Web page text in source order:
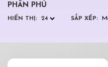
PHẤN PHỦ
HIỂN THỊ: SẮP XẾP: